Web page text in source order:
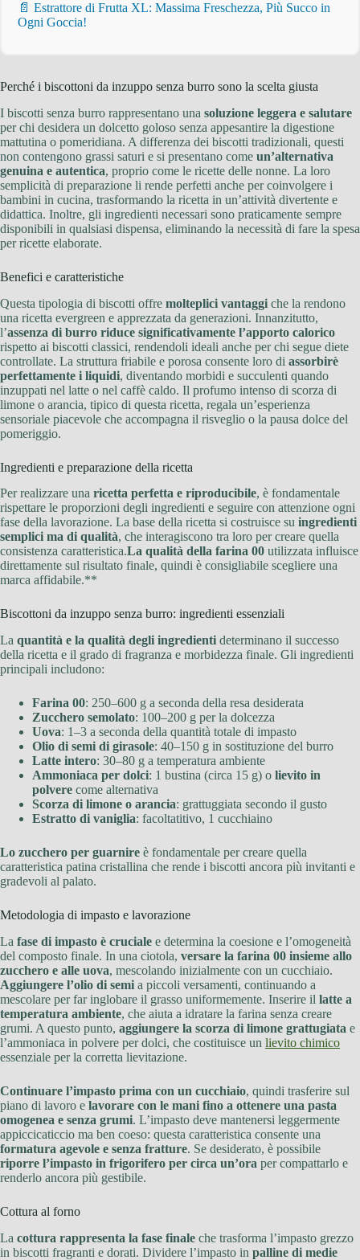
📄 Estrattore di Frutta XL: Massima Freschezza, Più Succo in
Ogni Goccia!
Perché i biscottoni da inzuppo senza burro sono la scelta giusta
I biscotti senza burro rappresentano una soluzione leggera e salutare
per chi desidera un dolcetto goloso senza appesantire la digestione
mattutina o pomeridiana. A differenza dei biscotti tradizionali, questi
non contengono grassi saturi e si presentano come un’alternativa
genuina e autentica, proprio come le ricette delle nonne. La loro
semplicità di preparazione li rende perfetti anche per coinvolgere i
bambini in cucina, trasformando la ricetta in un’attività divertente e
didattica. Inoltre, gli ingredienti necessari sono praticamente sempre
disponibili in qualsiasi dispensa, eliminando la necessità di fare la spesa
per ricette elaborate.
Benefici e caratteristiche
Questa tipologia di biscotti offre molteplici vantaggi che la rendono
una ricetta evergreen e apprezzata da generazioni. Innanzitutto,
l’assenza di burro riduce significativamente l’apporto calorico
rispetto ai biscotti classici, rendendoli ideali anche per chi segue diete
controllate. La struttura friabile e porosa consente loro di assorbirè
perfettamente i liquidi, diventando morbidi e succulenti quando
inzuppati nel latte o nel caffè caldo. Il profumo intenso di scorza di
limone o arancia, tipico di questa ricetta, regala un’esperienza
sensoriale piacevole che accompagna il risveglio o la pausa dolce del
pomeriggio.
Ingredienti e preparazione della ricetta
Per realizzare una ricetta perfetta e riproducibile, è fondamentale
rispettare le proporzioni degli ingredienti e seguire con attenzione ogni
fase della lavorazione. La base della ricetta si costruisce su ingredienti
semplici ma di qualità, che interagiscono tra loro per creare quella
consistenza caratteristica.La qualità della farina 00 utilizzata influisce
direttamente sul risultato finale, quindi è consigliabile scegliere una
marca affidabile.**
Biscottoni da inzuppo senza burro: ingredienti essenziali
La quantità e la qualità degli ingredienti determinano il successo
della ricetta e il grado di fragranza e morbidezza finale. Gli ingredienti
principali includono:
Farina 00: 250–600 g a seconda della resa desiderata
Zucchero semolato: 100–200 g per la dolcezza
Uova: 1–3 a seconda della quantità totale di impasto
Olio di semi di girasole: 40–150 g in sostituzione del burro
Latte intero: 30–80 g a temperatura ambiente
Ammoniaca per dolci: 1 bustina (circa 15 g) o lievito in
polvere come alternativa
Scorza di limone o arancia: grattuggiata secondo il gusto
Estratto di vaniglia: facoltatitivo, 1 cucchiaino
Lo zucchero per guarnire è fondamentale per creare quella
caratteristica patina cristallina che rende i biscotti ancora più invitanti e
gradevoli al palato.
Metodologia di impasto e lavorazione
La fase di impasto è cruciale e determina la coesione e l’omogeneità
del composto finale. In una ciotola, versare la farina 00 insieme allo
zucchero e alle uova, mescolando inizialmente con un cucchiaio.
Aggiungere l’olio di semi a piccoli versamenti, continuando a
mescolare per far inglobare il grasso uniformemente. Inserire il latte a
temperatura ambiente, che aiuta a idratare la farina senza creare
grumi. A questo punto, aggiungere la scorza di limone grattugiata e
l’ammoniaca in polvere per dolci, che costituisce un lievito chimico
essenziale per la corretta lievitazione.
Continuare l’impasto prima con un cucchiaio, quindi trasferire sul
piano di lavoro e lavorare con le mani fino a ottenere una pasta
omogenea e senza grumi. L’impasto deve mantenersi leggermente
appiccicaticcio ma ben coeso: questa caratteristica consente una
formatura agevole e senza fratture. Se desiderato, è possibile
riporre l’impasto in frigorifero per circa un’ora per compattarlo e
renderlo ancora più gestibile.
Cottura al forno
La cottura rappresenta la fase finale che trasforma l’impasto grezzo
in biscotti fragranti e dorati. Dividere l’impasto in palline di medie